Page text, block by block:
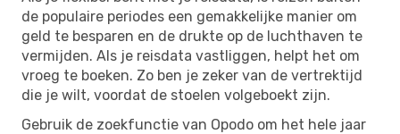
de populaire periodes een gemakkelijke manier om
geld te besparen en de drukte op de luchthaven te
vermijden. Als je reisdata vastliggen, helpt het om
vroeg te boeken. Zo ben je zeker van de vertrektijd
die je wilt, voordat de stoelen volgeboekt zijn.
Gebruik de zoekfunctie van Opodo om het hele jaar